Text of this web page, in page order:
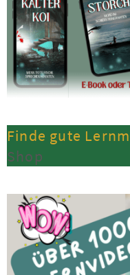
Finde gute
Shop